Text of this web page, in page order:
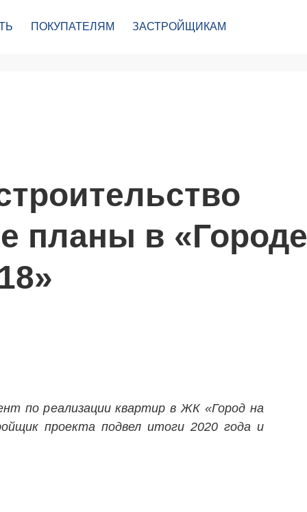
ПОКУПАТЕЛЯМ ЗАСТРОЙЩИКАМ
планы в «Городе
по реализации квартир в ЖК «Город на
проекта подвел итоги 2020 года и